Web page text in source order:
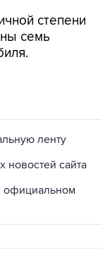
степени
семь
ленту
новостей сайта
официальном